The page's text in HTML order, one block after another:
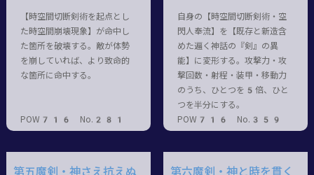
【時空間切断剣術を起点とし
た時空間崩壊現象】が命中し
た箇所を破壊する。敵が体勢
を崩していれば、より致命的
な箇所に命中する。
POW716 No.281
自身の【時空間切断剣術・空
閃人奉流】を【既存と新造含
めた遍く神話の『剣』の異
能】に変形する。攻撃力・攻
撃回数・射程・装甲・移動力
のうち、ひとつを5倍、ひと
つを半分にする。
POW716 No.359
第五魔剣・神さえ抗えぬ 第六魔剣・神と時を貫く